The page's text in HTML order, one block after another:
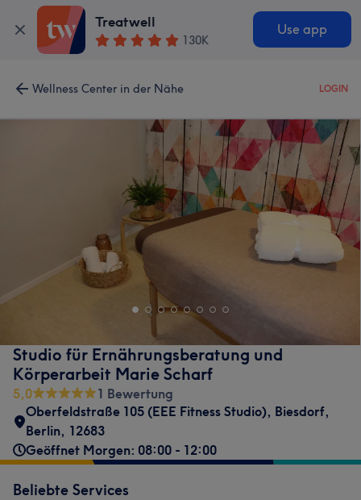
Treatwell
130K
Use app
Wellness Center in der Nähe LOGIN
Studio für Ernährungsberatung und
Körperarbeit Marie Scharf
5,0
1 Bewertung
Oberfeldstraße 105 (EEE Fitness Studio), Biesdorf,
Berlin, 12683
Geöffnet Morgen: 08:00 - 12:00
Beliebte Services